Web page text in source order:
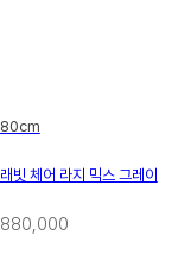
80cm
래빗 체어 라지 믹스 그레이
880,000